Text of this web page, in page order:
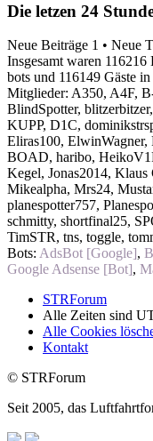
Die letzen 24
Neue Beiträge 1 • Neue
Insgesamt waren
bots und 116149 Gäste
Mitglieder: A350, A4F,
BlindSpotter, blitzerbitzer,
KUPP, D1C,
Eliras100, ElwinWagner,
BOAD, haribo,
Kegel, Jonas2014, Klaus
Mikealpha, Mrs24,
planespotter757,
schmitty, shortfinal25,
TimSTR, tns, toggle,
Bots: AdsBot [Google],
Google Adsense [Bot],
STRForum
Alle Zeiten sind
Alle Cookies
Kontakt
© STRForum
Seit 2005, das